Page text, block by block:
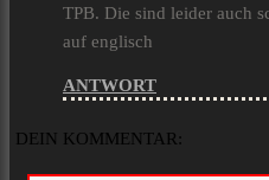
TPB. Die sind leider auch
auf englisch
ANTWORT
DEIN KOMMENTAR: